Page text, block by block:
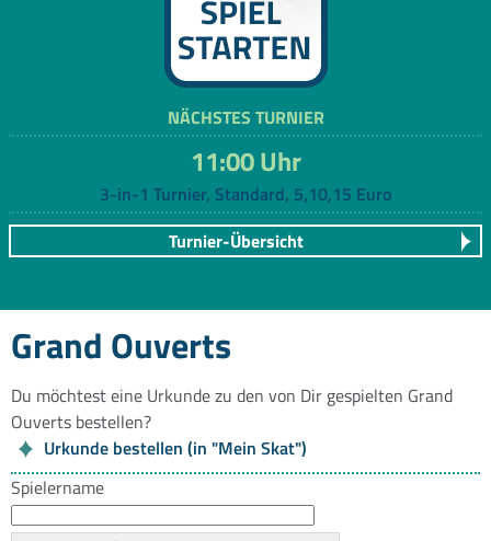
NÄCHSTES TURNIER
11:00 Uhr
3-in-1 Turnier, Standard, 5,10,15 Euro
Turnier-Übersicht
Grand Ouverts
Du möchtest eine Urkunde zu den von Dir gespielten Grand
Ouverts bestellen?
Urkunde bestellen (in "Mein Skat")
Spielername